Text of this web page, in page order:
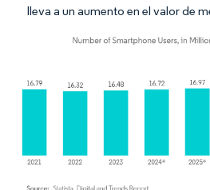
lleva a un aumento en el valor de